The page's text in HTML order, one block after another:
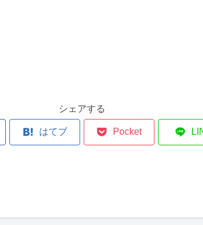
シェアする
はてブ Pocket